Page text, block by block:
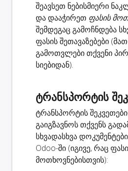
შეავსეთ ნებისმიერი
და დააჭირეთ ფასის
შემდეგაც გამოჩნდება
ფასის შეთავაზებები
გამოთვლები თქვენი
სიებიდან).
ტრანსპორტის
ტრანსპორტის
გაიგზავნოს თქვენს
სხვადასხვა
Odoo-ში (იგივე, რაც
მოთხოვნებისთვის):